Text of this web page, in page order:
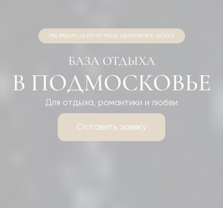
МЫ РЯДОМ, 40 КМ ОТ МКАД, ЩЕЛКОВСКОЕ ШОССЕ
БАЗА ОТДЫХА
В ПОДМОСКОВЬЕ
Для отдыха, романтики и любви
Оставить заявку